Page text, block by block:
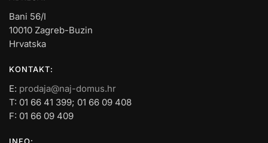
Bani 56/I
10010 Zagreb-Buzin
Hrvatska
KONTAKT:
E: prodaja@naj-domus.hr
T: 01 66 41 399; 01 66 09 408
F: 01 66 09 409